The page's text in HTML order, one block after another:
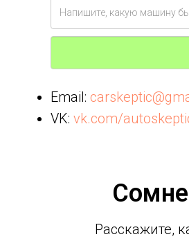
Email:
VK: vk.com/
Расскажите,